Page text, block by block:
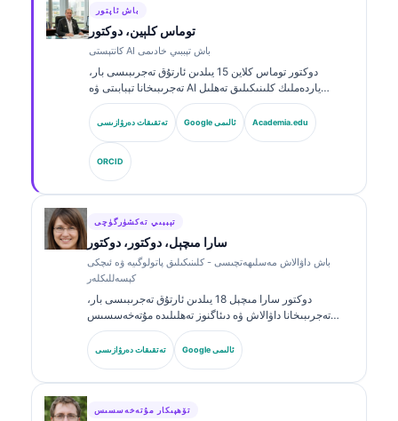
باش ئاپتور
توماس كلېين، دوكتور
كانتېستى AI باش تېببىي خادىمى
دوكتور توماس كلاین 15 يىلدىن ئارتۇق تەجرىبىسى بار،
تەجرىبىخانا تېبابىتى ۋە AI ياردەملىك كلىنىكىلىق تەھلىل
ساھەسىدە مۇتەخەسسىس، تاختا تەرىپىدىن گۇۋاھنامە ئالغان
كلىنىكىلىق گېماتولوگ ۋە ئىچكى كېسەللىكلەر دوختۇرى.
Kantesti AI دا باش دوختۇر (Chief Medical Officer)
بولۇش سۈپىتى بىلەن، ئۇ خاس ئىگىدارچىلىقتىكى نېرۋا
تورىنىڭ داۋالاش توغرىلىقىغا كلىنىكىلىق نازارەت قىلىدۇ.
دوكتور كلاین بىئوماركىرنى ئىزاھلاش ۋە تەجرىبىخانا دىئاگنوزى
توغرىسىدا تەجرىبىخانا تېبابىتى ھەققىدە كۆپ قېتىم ماقالە
تەتقىقات دەرۋازىسى Google ئالىمى Academia.edu
ORCID
تېببىي تەكشۈرگۈچى
سارا مىچېل، دوكتور، دوكتور
باش داۋالاش مەسلىھەتچىسى - كلىنىكىلىق پاتولوگىيە ۋە ئىچكى
كېسەللىكلەر
دوكتور سارا مىچېل 18 يىلدىن ئارتۇق تەجرىبىسى بار،
تەجرىبىخانا داۋالاش ۋە دىئاگنوز تەھلىلىدە مۇتەخەسسىس
بولغان، ئىدارە تەستىقلىغان كلىنىكىلىق پاتولوگ. ئۇ كلىنىكىلىق
خىمىيە ساھەسىدە ئالاھىدە گۇۋاھنامىلەرگە ئىگە بولۇپ،
كلىنىكىلىق ئەمەلىيەتتە بىئوماركىر گۇرۇپپىلىرى ۋە تەجرىبىخانا
تەتقىقات دەرۋازىسى Google ئالىمى
تۆھپىكار مۇتەخەسسىس